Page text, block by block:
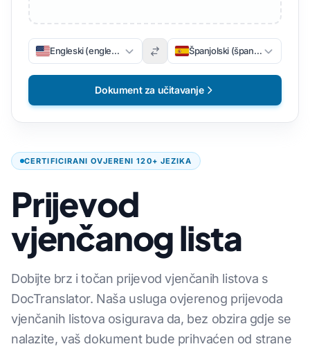
CERTIFICIRANI OVJERENI 120+ JEZIKA
Prijevod
vjenčanog lista
Dobijte brz i točan prijevod vjenčanih listova s
DocTranslator. Naša usluga ovjerenog prijevoda
vjenčanih listova osigurava da, bez obzira gdje se
nalazite, vaš dokument bude prihvaćen od strane
Engleski (engleski) Španjolski (španjolski)
Dokument za učitavanje